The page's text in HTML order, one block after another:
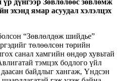
эхэнд ямар асуудал хэлэлцэх
“Зөвлөлдөж шийдье”
төлөөлсөн төрийн
санал хамгийн өндөр хувьтай
тэмцэх бодлого үйл
байдлыг хангаж, Үндсэн